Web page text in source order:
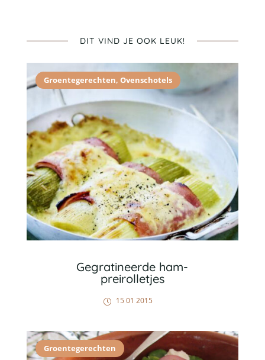
DIT VIND JE OOK LEUK!
Groentegerechten, Ovenschotels
Gegratineerde ham-
preirolletjes
15 01 2015
Groentegerechten